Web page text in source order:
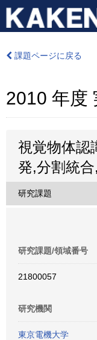
課題ページに戻る
2010 年度
視覚物体認
発,分割統
研究課題
研究課題/領域番号
21800057
研究機関
東京電機大学